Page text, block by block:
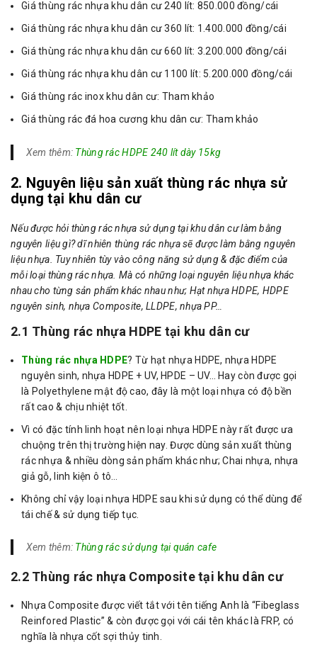
Giá thùng rác nhựa khu dân cư 240 lít: 850.000 đồng/cái
Giá thùng rác nhựa khu dân cư 360 lít: 1.400.000 đồng/cái
Giá thùng rác nhựa khu dân cư 660 lít: 3.200.000 đồng/cái
Giá thùng rác nhựa khu dân cư 1100 lít: 5.200.000 đồng/cái
Giá thùng rác inox khu dân cư: Tham khảo
Giá thùng rác đá hoa cương khu dân cư: Tham khảo
Xem thêm: Thùng rác HDPE 240 lít dày 15kg
2. Nguyên liệu sản xuất thùng rác nhựa sử
dụng tại khu dân cư
Nếu được hỏi thùng rác nhựa sử dụng tại khu dân cư làm bằng
nguyên liệu gì? dĩ nhiên thùng rác nhựa sẽ được làm bằng nguyên
liệu nhựa. Tuy nhiên tùy vào công năng sử dụng & đặc điểm của
mỗi loại thùng rác nhựa. Mà có những loại nguyên liệu nhựa khác
nhau cho từng sản phẩm khác nhau như; Hạt nhựa HDPE, HDPE
nguyên sinh, nhựa Composite, LLDPE, nhựa PP…
2.1 Thùng rác nhựa HDPE tại khu dân cư
Thùng rác nhựa HDPE? Từ hạt nhựa HDPE, nhựa HDPE
nguyên sinh, nhựa HDPE + UV, HPDE – UV… Hay còn được gọi
là Polyethylene mật độ cao, đây là một loại nhựa có độ bền
rất cao & chịu nhiệt tốt.
Vì có đặc tính linh hoạt nên loại nhựa HDPE này rất được ưa
chuộng trên thị trường hiện nay. Được dùng sản xuất thùng
rác nhựa & nhiều dòng sản phẩm khác như; Chai nhựa, nhựa
giả gỗ, linh kiện ô tô…
Không chỉ vậy loại nhựa HDPE sau khi sử dụng có thể dùng để
tái chế & sử dụng tiếp tục.
Xem thêm: Thùng rác sử dụng tại quán cafe
2.2 Thùng rác nhựa Composite tại khu dân cư
Nhựa Composite được viết tắt với tên tiếng Anh là “Fibeglass
Reinfored Plastic” & còn được gọi với cái tên khác là FRP, có
nghĩa là nhựa cốt sợi thủy tinh.